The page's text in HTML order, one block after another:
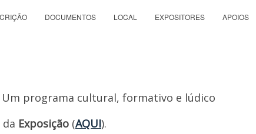
DOCUMENTOS LOCAL EXPOSITORES APOIOS
Um programa cultural, formativo e lúdico
da Exposição (AQUI).